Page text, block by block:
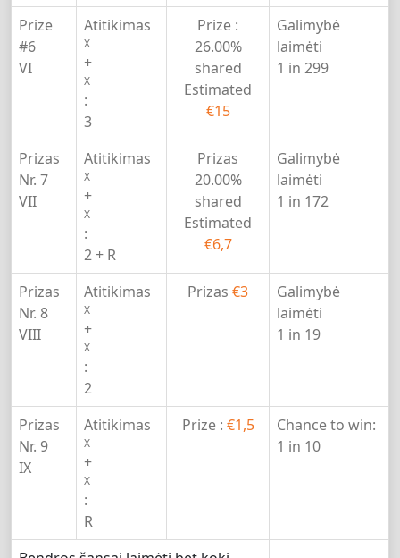
Prize
#6
VI
Atitikimas
X
+
X
:
3
Prize :
26.00%
shared
Estimated
€15
Galimybė
laimėti
1 in 299
Prizas
Nr. 7
VII
Atitikimas
X
+
X
:
2 + R
Prizas
20.00%
shared
Estimated
€6,7
Galimybė
laimėti
1 in 172
Prizas
Nr. 8
VIII
Atitikimas
X
+
X
:
2
Prizas €3
Galimybė
laimėti
1 in 19
Prizas
Nr. 9
IX
Atitikimas
X
+
X
:
R
Prize : €1,5
Chance to win:
1 in 10